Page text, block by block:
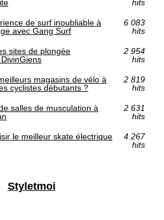
hits
de surf inoubliable à
avec Gang Surf
6 083
hits
sites de plongée
2 954
hits
magasins de vélo à
cyclistes débutants ?
2 819
hits
salles de musculation à
2 631
hits
le meilleur skate électrique
4 267
hits
Styletmoi